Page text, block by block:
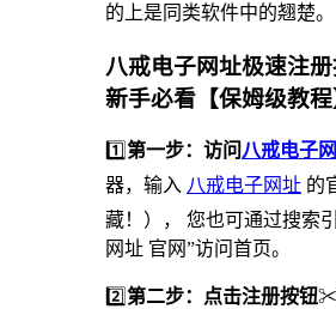
的上是同类软件中的翘楚。
八戒电子网址极速注册
新手必看【保姆级教程
1️⃣第一步：访问 八戒电子
器，输入 八戒电子网址 的
藏！）， 您也可通过搜索
网址 官网”访问首页。
2️⃣第二步：点击注册按钮✂